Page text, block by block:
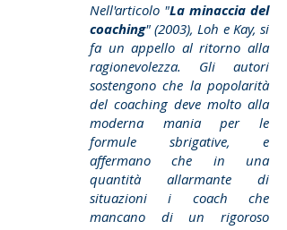
Nell'articolo "La minaccia del
coaching" (2003), Loh e Kay, si
fa un appello al ritorno alla
ragionevolezza. Gli autori
sostengono che la popolarità
del coaching deve molto alla
moderna mania per le
formule sbrigative, e
affermano che in una
quantità allarmante di
situazioni i coach che
mancano di un rigoroso